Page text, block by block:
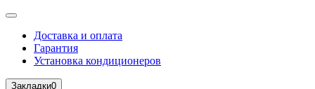
Доставка и оплата
Гарантия
Установка кондиционеров
Закладки0